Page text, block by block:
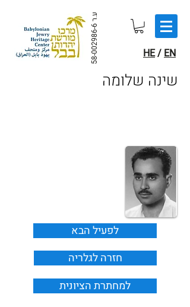
ע.ר
58-002986-6 HE/ EN
שינה שלומה
לפעיל הבא
חזרה לגלריה
למחתרת הציונית